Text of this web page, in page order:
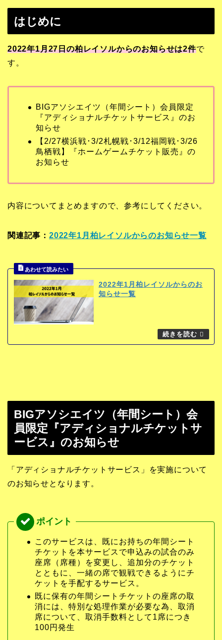
はじめに
2022年1月27日の柏レイソルからのお知らせは2件で
す。
BIGアソシエイツ（年間シート）会員限定
『アディショナルチケットサービス』のお
知らせ
【2/27横浜戦･3/2札幌戦･3/12福岡戦･3/26
鳥栖戦】『ホームゲームチケット販売』の
お知らせ
内容についてまとめますので、参考にしてください。
関連記事： 2022年1月柏レイソルからのお知らせ一覧
2022年1月柏レイソルからのお
知らせ一覧
BIGアソシエイツ（年間シート）会
員限定『アディショナルチケットサ
ービス』のお知らせ
「アディショナルチケットサービス」を実施について
のお知らせとなります。
このサービスは、既にお持ちの年間シート
チケットを本サービスで申込みの試合のみ
座席（席種）を変更し、追加分のチケット
とともに、一緒の席で観戦できるようにチ
ケットを手配するサービス。
既に保有の年間シートチケットの座席の取
消には、特別な処理作業が必要な為、取消
席について、取消手数料として1席につき
100円発生